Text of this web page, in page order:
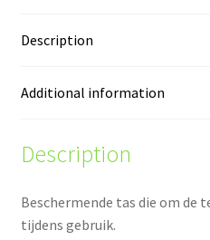
Description
Additional information
Description
Beschermende tas die om de
tijdens gebruik.